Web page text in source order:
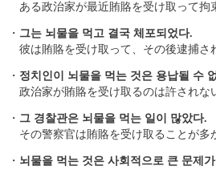
ある政治家が最近賄賂を受け取って拘
・ 그는 뇌물을 먹고 결국 체포되었다.
彼は賄賂を受け取って、その後逮捕さ
・ 정치인이 뇌물을 먹는 것은 용납될 수
政治家が賄賂を受け取るのは許されな
・ 그 경찰관은 뇌물을 먹는 일이 많았다.
その警察官は賄賂を受け取ることが多
・ 뇌물을 먹는 것은 사회적으로 큰 문제